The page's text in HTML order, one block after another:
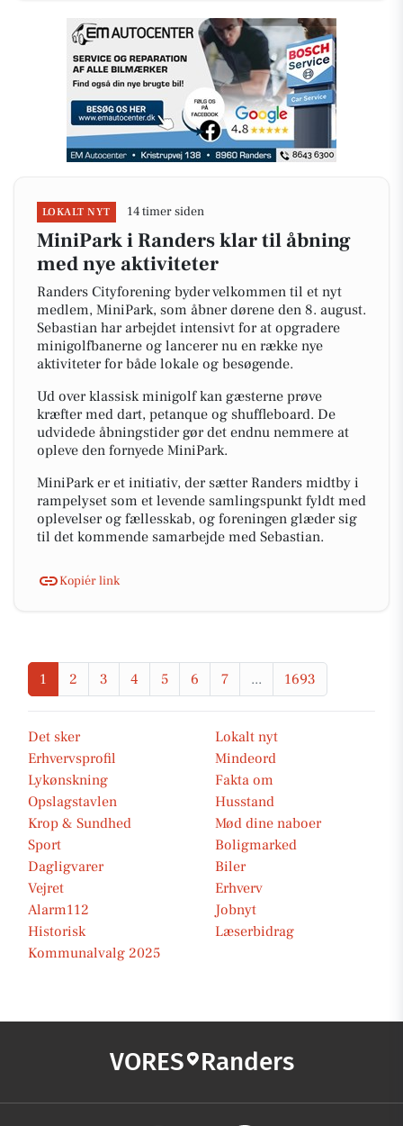
LOKALT NYT 14 timer siden
MiniPark i Randers klar til åbning
med nye aktiviteter
Randers Cityforening byder velkommen til et nyt
medlem, MiniPark, som åbner dørene den 8. august.
Sebastian har arbejdet intensivt for at opgradere
minigolfbanerne og lancerer nu en række nye
aktiviteter for både lokale og besøgende.
Ud over klassisk minigolf kan gæsterne prøve
kræfter med dart, petanque og shuffleboard. De
udvidede åbningstider gør det endnu nemmere at
opleve den fornyede MiniPark.
MiniPark er et initiativ, der sætter Randers midtby i
rampelyset som et levende samlingspunkt fyldt med
oplevelser og fællesskab, og foreningen glæder sig
til det kommende samarbejde med Sebastian.
Kopiér link
1 2 3 4 5 6 7 ... 1693
Det sker
Lokalt nyt
Erhvervsprofil
Mindeord
Lykønskning
Fakta om
Opslagstavlen
Husstand
Krop & Sundhed
Mød dine naboer
Sport
Boligmarked
Dagligvarer
Biler
Vejret
Erhverv
Alarm112
Jobnyt
Historisk
Læserbidrag
Kommunalvalg 2025
VORES Randers